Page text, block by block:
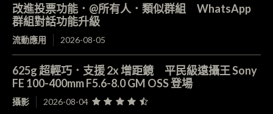
改進投票功能．@所有人．類似群組 WhatsApp
群組對話功能升級
流動應用 2026-08-05
625g 超輕巧．支援 2x 增距鏡 平民級遠攝王 Sony
FE 100-400mm F5.6-8.0 GM OSS 登場
攝影 2026-08-04